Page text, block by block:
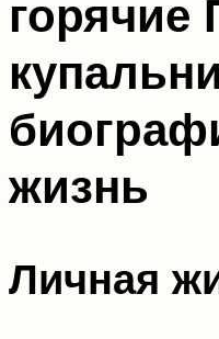
горячие
жизнь
Личная